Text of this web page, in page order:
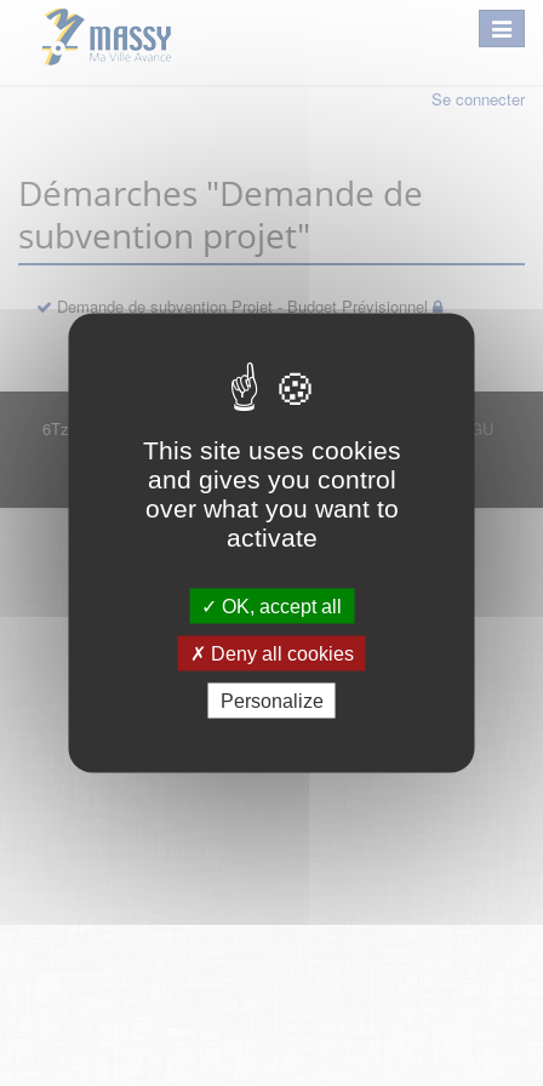
Se connecter
Démarches "Demande de
subvention projet"
Demande de subvention Projet - Budget Prévisionnel
6Tzen ©2015 - Tous droits réservés
CGU
Plan du site
FAQ
Contact
Ce service est proposé par6Tzen
This site uses cookies
and gives you control
over what you want to
activate
OK, accept all
Deny all cookies
Personalize